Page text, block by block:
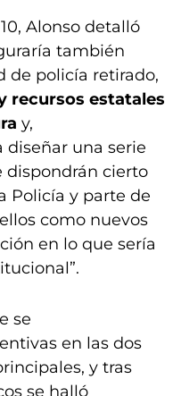
Alonso detalló
también
de policía retirado,
recursos estatales
y,
diseñar una serie
dispondrán cierto
Policía y parte de
como nuevos
en lo que sería
se
en las dos
y tras
se halló